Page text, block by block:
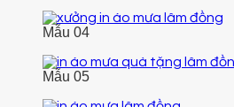
Mẫu 04
Mẫu 05